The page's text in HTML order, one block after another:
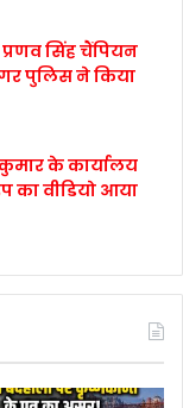
सिंह चैंपियन
पुलिस ने किया
के कार्यालय
का वीडियो आया